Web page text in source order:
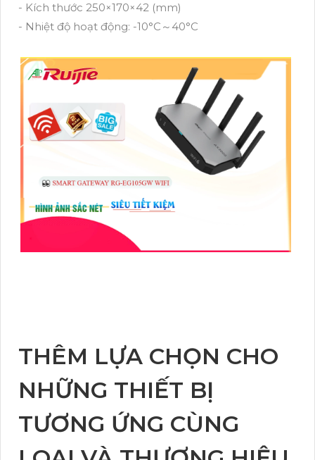
- Kích thước 250×170×42 (mm)
- Nhiệt độ hoạt động: -10°C～40°C
THÊM LỰA CHỌN CHO
NHỮNG THIẾT BỊ
TƯƠNG ỨNG CÙNG